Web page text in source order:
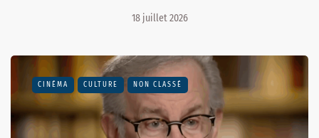
18 juillet 2026
CINÉMA CULTURE NON CLASSÉ